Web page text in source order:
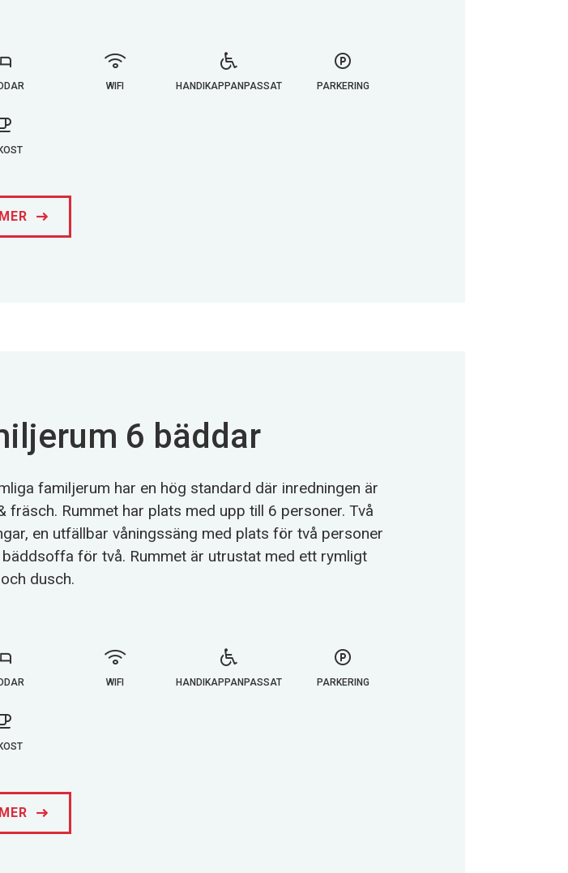
WIFI HANDIKAPPANPASSAT PARKERING
6 bäddar
familjerum har en hög standard där inredningen är
fräsch. Rummet har plats med upp till 6 personer. Två
en utfällbar våningssäng med plats för två personer
för två. Rummet är utrustat med ett rymligt
dusch.
WIFI HANDIKAPPANPASSAT PARKERING